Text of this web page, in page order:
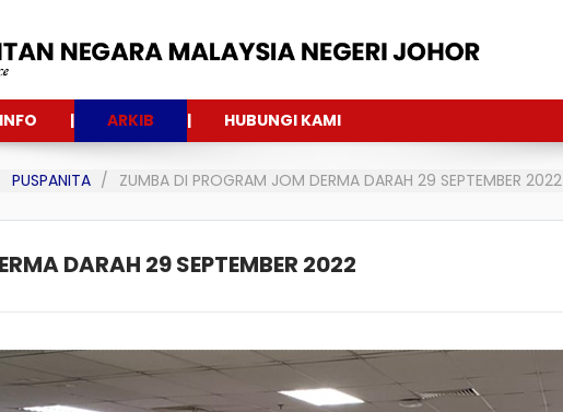
INFO ARKIB HUBUNGI KAMI
PUSPANITA ZUMBA DI PROGRAM JOM DERMA DARAH 29 SEPTEMBER 2022
DARAH 29 SEPTEMBER 2022